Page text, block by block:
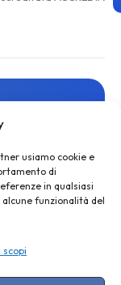
usiamo cookie e
di
in qualsiasi
funzionalità del
scopi